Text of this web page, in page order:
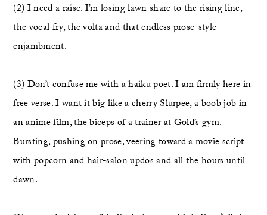
(2) I need a raise. I’m losing lawn share to the rising line,
the vocal fry, the volta and that endless prose-style
enjambment.
(3) Don’t confuse me with a haiku poet. I am firmly here in
free verse. I want it big like a cherry Slurpee, a boob job in
an anime film, the biceps of a trainer at Gold’s gym.
Bursting, pushing on prose, veering toward a movie script
with popcorn and hair-salon updos and all the hours until
dawn.